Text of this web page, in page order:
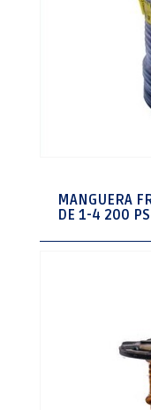
MANGUERA
DE 1-4 200